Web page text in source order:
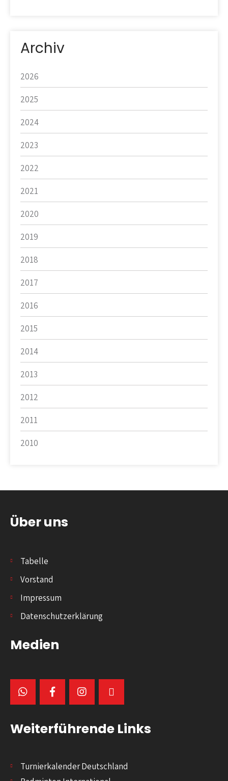
Archiv
2026
2025
2024
2023
2022
2021
2020
2019
2018
2017
2016
2015
2014
2013
2012
2011
2010
Über uns
Tabelle
Vorstand
Impressum
Datenschutzerklärung
Medien
Weiterführende Links
Turnierkalender Deutschland